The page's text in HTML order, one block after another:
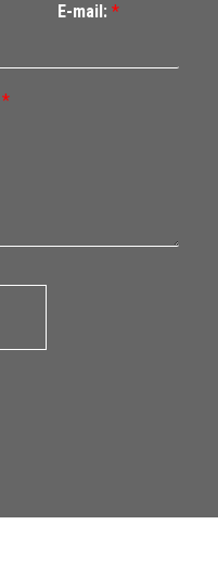
E-mail: *
*